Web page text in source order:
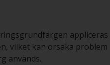
appliceras
vilket kan orsaka problem
används.